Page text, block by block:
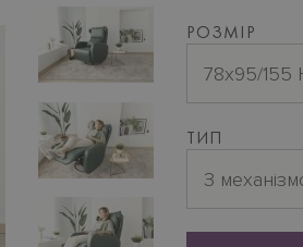
РОЗМІР
78х95/155
ТИП
З